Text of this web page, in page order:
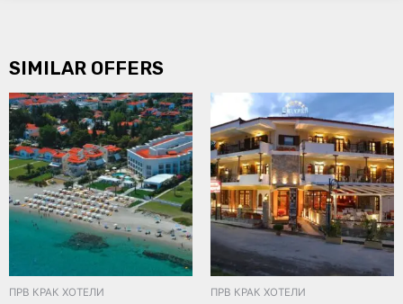
SIMILAR OFFERS
ПРВ КРАК ХОТЕЛИ ПРВ КРАК ХОТЕЛИ